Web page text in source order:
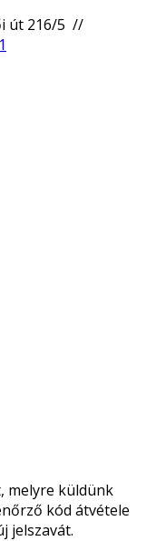
út 216/5 //
melyre küldünk
kód átvétele
jelszavát.